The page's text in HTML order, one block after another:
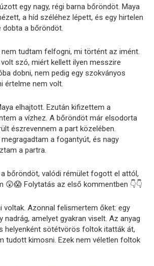
egy nagy, régi barna bőröndöt. Maya
a híd széléhez lépett, és egy hirtelen
dobta a bőröndöt.
tudtam felfogni, mi történt az imént.
szó, miért kellett ilyen messzire
dobni, nem pedig egy szokványos
értelme nem volt.
elhajtott. Ezután kifizettem a
a vízhez. A bőröndöt már elsodorta
észrevennem a part közelében.
megragadtam a fogantyút, és nagy
a partra.
bőröndöt, valódi rémület fogott el attól,
😲😱 Folytatás az első kommentben 👇👇
voltak. Azonnal felismertem őket: egy
amelyet gyakran viselt. Az anyag
helyenként sötétvörös foltok itatták át,
tudott kimosni. Ezek nem véletlen foltok